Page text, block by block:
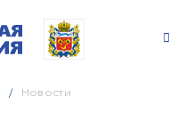
Новости